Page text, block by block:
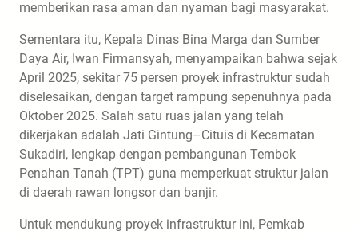
memberikan rasa aman dan nyaman bagi masyarakat.
Sementara itu, Kepala Dinas Bina Marga dan Sumber
Daya Air, Iwan Firmansyah, menyampaikan bahwa sejak
April 2025, sekitar 75 persen proyek infrastruktur sudah
diselesaikan, dengan target rampung sepenuhnya pada
Oktober 2025. Salah satu ruas jalan yang telah
dikerjakan adalah Jati Gintung–Cituis di Kecamatan
Sukadiri, lengkap dengan pembangunan Tembok
Penahan Tanah (TPT) guna memperkuat struktur jalan
di daerah rawan longsor dan banjir.
Untuk mendukung proyek infrastruktur ini, Pemkab